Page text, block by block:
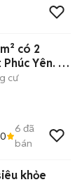
có 2
Yên. 📕
cư
6 đã
bán
khỏe